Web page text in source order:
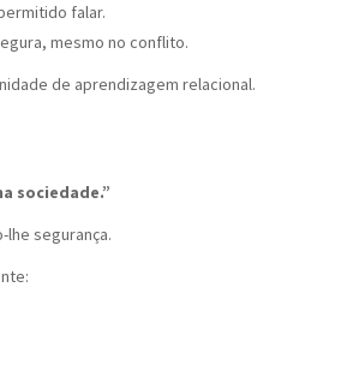
falar.
mesmo no conflito.
de aprendizagem relacional.
sociedade.”
segurança.